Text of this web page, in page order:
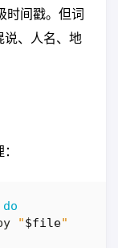
时间戳。但词
说、人名、地
do
"$file"